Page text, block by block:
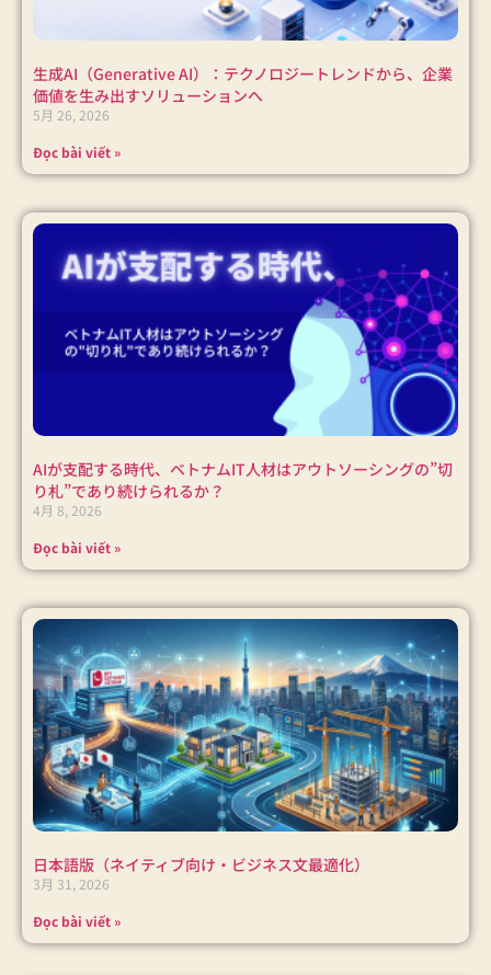
生成AI（Generative AI）：テクノロジートレンドから、企業
価値を生み出すソリューションへ
5月 26, 2026
Đọc bài viết »
AIが支配する時代、ベトナムIT人材はアウトソーシングの”切
り札”であり続けられるか？
4月 8, 2026
Đọc bài viết »
日本語版（ネイティブ向け・ビジネス文最適化）
3月 31, 2026
Đọc bài viết »